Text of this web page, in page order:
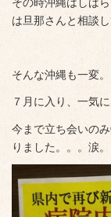
は旦那さんと相談
そんな沖縄も一変。
７月に入り、一気
今まで立ち会いの
りました。。。涙。